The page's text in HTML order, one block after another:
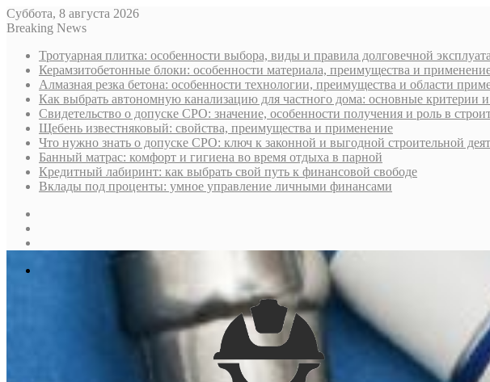
Суббота, 8 августа 2026
Breaking News
Тротуарная плитка: особенности выбора, виды и правила долговечной
Керамзитобетонные блоки: особенности материала, преимущества и
Алмазная резка бетона: особенности технологии, преимущества и области
Как выбрать автономную канализацию для частного дома: основные критерии
Свидетельство о допуске СРО: значение, особенности получения и роль в
Щебень известняковый: свойства, преимущества и применение
Что нужно знать о допуске СРО: ключ к законной и выгодной строительной
Банный матрас: комфорт и гигиена во время отдыха в парной
Кредитный лабиринт: как выбрать свой путь к финансовой свободе
Вклады под проценты: умное управление личными финансами